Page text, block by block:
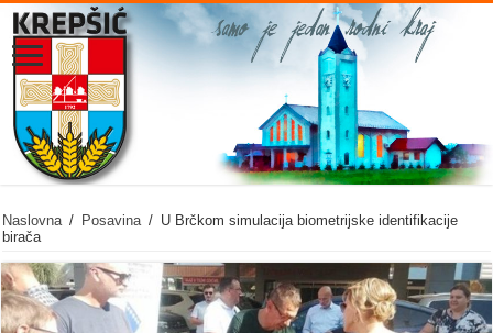
Naslovna / Posavina / U Brčkom simulacija biometrijske identifikacije
birača